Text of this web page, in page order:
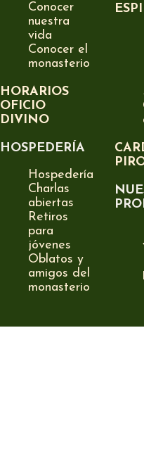
Conocer
nuestra
vida
Conocer el
monasterio
HORARIOS
OFICIO
DIVINO
HOSPEDERÍA
Hospedería
Charlas
abiertas
Retiros
para
jóvenes
Oblatos y
amigos del
monasterio